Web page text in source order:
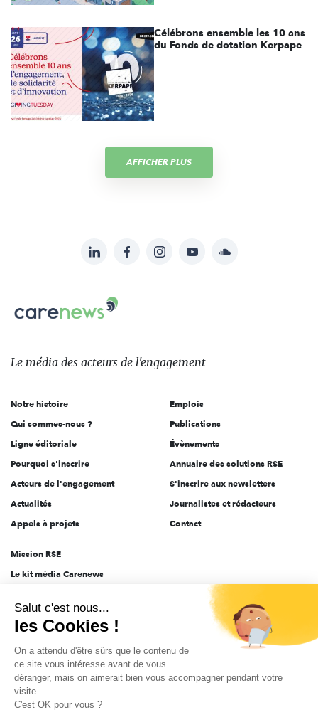
Célébrons ensemble les 10 ans
du Fonds de dotation Kerpape
AFFICHER PLUS
sur:
LinkedInFacebookInstagramYouTubeSoundcloud
Carenews,
Le
des
l'engagement
Le média des acteurs de l'engagement
Notre histoire
Qui sommes-nous ?
Ligne éditoriale
Pourquoi s'inscrire
Acteurs de l'engagement
Actualités
Appels à projets
Emplois
Publications
Évènements
Annuaire des solutions RSE
S'inscrire aux newsletters
Journalistes et rédacteurs
Contact
Mission RSE
Le kit média Carenews
AEF info
Novethic
PRODURABLE
Inclusiv Day
Salut c'est nous...
les Cookies !
On a attendu d'être sûrs que le contenu de
ce site vous intéresse avant de vous
déranger, mais on aimerait bien vous accompagner pendant votre
visite...
C'est OK pour vous ?